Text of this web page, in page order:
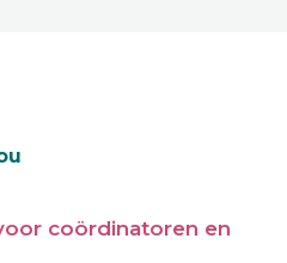
coördinatoren en